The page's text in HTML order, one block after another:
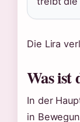
Die Lira
Was ist
In der
in